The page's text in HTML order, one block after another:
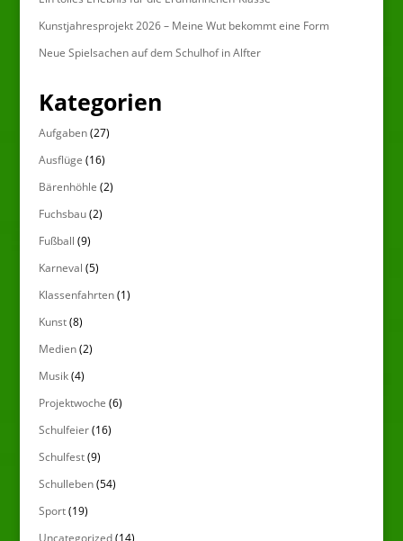
Kunstjahresprojekt 2026 – Meine Wut bekommt eine Form
Neue Spielsachen auf dem Schulhof in Alfter
Kategorien
Aufgaben(27)
Ausflüge (16)
Bärenhöhle (2)
Fuchsbau(2)
Fußball (9)
Karneval (5)
Klassenfahrten(1)
Kunst(8)
Medien(2)
Musik(4)
Projektwoche (6)
Schulfeier(16)
Schulfest(9)
Schulleben(54)
Sport(19)
Uncategorized(14)